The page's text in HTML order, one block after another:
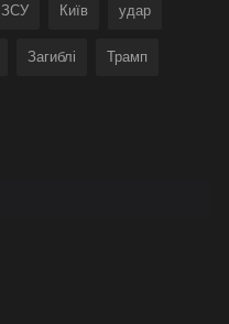
ЗСУ Київ удар
Загиблі Трамп